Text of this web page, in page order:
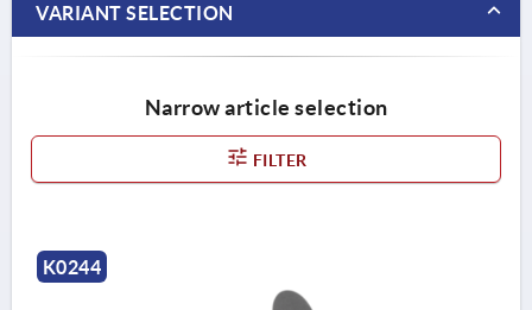
VARIANT SELECTION
Narrow article selection
FILTER
K0244